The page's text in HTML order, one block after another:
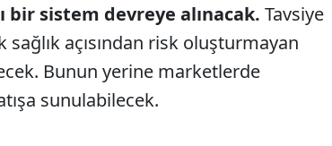
sistem devreye alınacak. Tavsiye
açısından risk oluşturmayan
Bunun yerine marketlerde
sunulabilecek.